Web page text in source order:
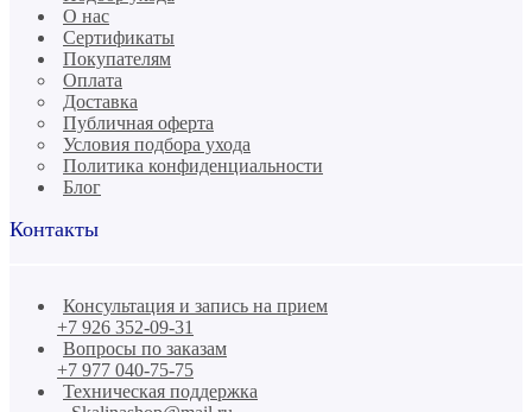
О нас
Сертификаты
Покупателям
Оплата
Доставка
Публичная оферта
Условия подбора ухода
Политика конфиденциальности
Блог
Контакты
Консультация и запись на прием
+7 926 352-09-31
Вопросы по заказам
+7 977 040-75-75
Техническая поддержка